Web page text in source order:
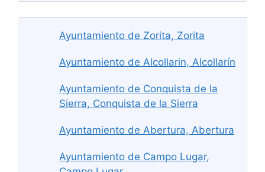
Ayuntamiento de Zorita, Zorita
Ayuntamiento de Alcollarin, Alcollarín
Ayuntamiento de Conquista de la
Sierra, Conquista de la Sierra
Ayuntamiento de Abertura, Abertura
Ayuntamiento de Campo Lugar,